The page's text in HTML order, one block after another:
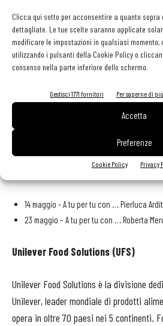
Clicca qui sotto per acconsentire a quanto sopra
dettagliate. Le tue scelte saranno applicate
modificare le impostazioni in qualsiasi momento,
utilizzando i pulsanti della Cookie Policy o
consenso nella parte inferiore dello schermo.
Gestisci 1771 fornitori Per saperne di
Accetta
Preferenze
Cookie Policy Privacy
interviste agli chef e show cooking di
potrà essere seguito anche in presenza.
iscrizioni sul sito
I prossimi appuntamenti di aprile e
Info e iscrizioni qui:"A Casa di..." con
14 maggio - A tu per tu con … Pierluca
23 maggio – A tu per tu con … Roberta
Unilever Food Solutions (UFS)
Unilever Food Solutions è la divisione
Unilever, leader mondiale di prodotti
opera in oltre 70 paesi nei 5 continenti.